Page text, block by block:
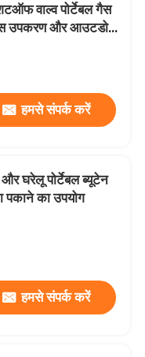
वाल्व पोर्टेबल गैस
उपकरण और आउटडोर
विनियमन के लिए
हमसे संपर्क करें
घरेलू पोर्टेबल ब्यूटेन
पकाने का उपयोग
हमसे संपर्क करें